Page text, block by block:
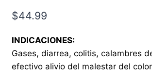
$44.99
INDICACIONES:
Gases, diarrea, colitis, calambres
efectivo alivio del malestar del